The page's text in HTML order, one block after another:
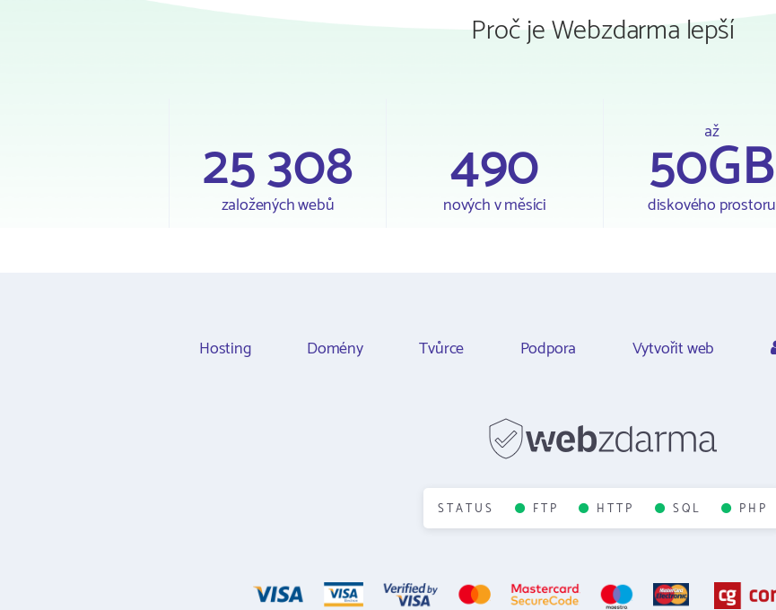
Proč je Webzdarma lepší
25 308
založených webů 490
nových v měsíci
až
50GB
diskového prostoru
Hosting Domény Tvůrce Podpora Vytvořit web
STATUS FTP HTTP SQL PHP